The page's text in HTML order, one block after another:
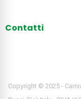
Contatti
Copyright © 2025 -